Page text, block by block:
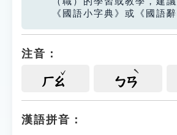
教學應用
貓頭鷹博士
《國語小字典》或《國語
注音：
ㄏㄠ ㄅㄢ
漢語拼音：